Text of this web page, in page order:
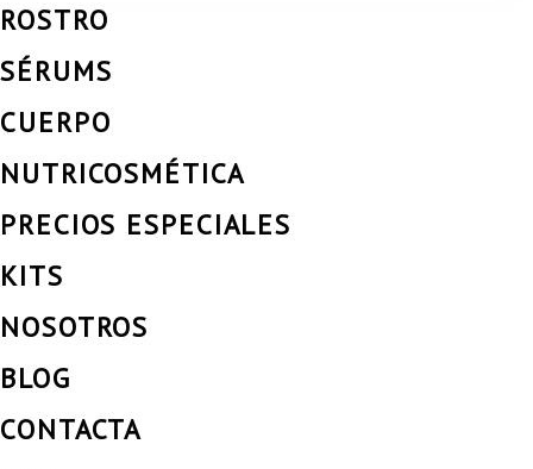
ROSTRO
SÉRUMS
CUERPO
NUTRICOSMÉTICA
PRECIOS ESPECIALES
KITS
NOSOTROS
BLOG
CONTACTA